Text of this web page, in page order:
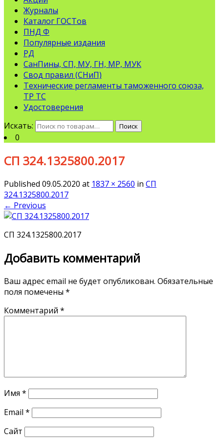
Журналы
Каталог ГОСТов
ПНД Ф
Популярные издания
РД
СанПины, СП, МУ, ГН, МР, МУК
Свод правил (СНиП)
Технические регламенты таможенного союза,
ТР ТС
Удостоверения
Искать:
Поиск
0
СП 324.1325800.2017
Published 09.05.2020 at 1837 × 2560 in СП
324.1325800.2017
← Previous
СП 324.1325800.2017
Добавить комментарий
Ваш адрес email не будет опубликован. Обязательные
поля помечены *
Комментарий *
Имя *
Email *
Сайт